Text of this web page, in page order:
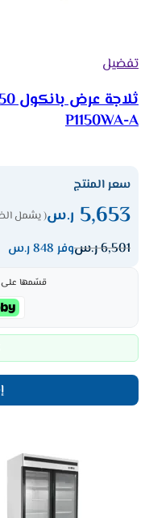
تفضيل
P1150WA-A
سعر المنتج
5,653 ر.س( يشمل
6,501ر.سوفر 848 ر.س
قسّمها على